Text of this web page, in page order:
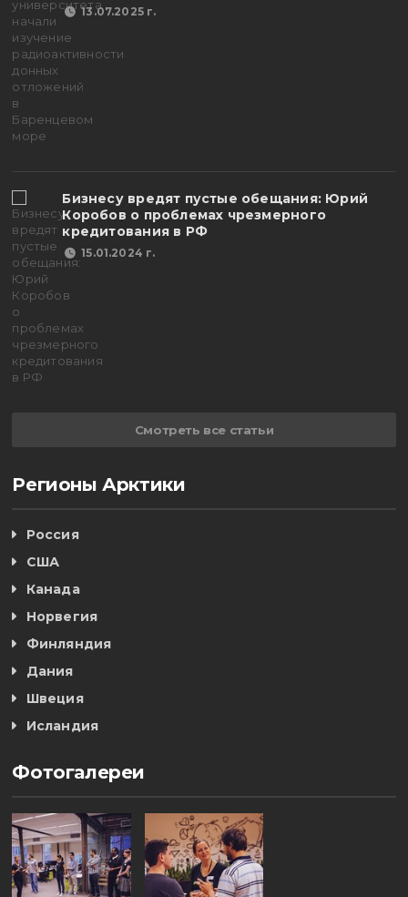
13.07.2025 г.
Бизнесу вредят пустые обещания: Юрий
Коробов о проблемах чрезмерного
кредитования в РФ
15.01.2024 г.
Смотреть все статьи
Регионы Арктики
Россия
США
Канада
Норвегия
Финляндия
Дания
Швеция
Исландия
Фотогалереи